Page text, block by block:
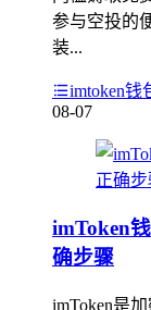
参与空投的
装...
imtoken钱
08-07
imToken
确步骤
imToken是